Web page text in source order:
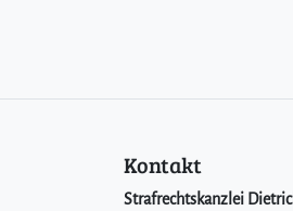
Kontakt
Strafrechtskanzlei